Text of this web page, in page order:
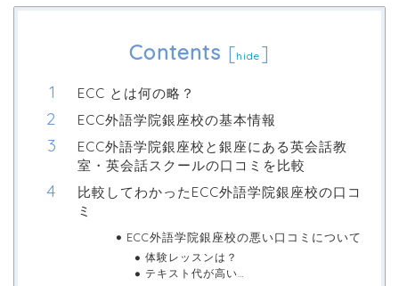
Contents [hide ]
ECC とは何の略？
ECC外語学院銀座校の基本情報
ECC外語学院銀座校と銀座にある英会話教
室・英会話スクールの口コミを比較
比較してわかったECC外語学院銀座校の口コ
ミ
ECC外語学院銀座校の悪い口コミについて
体験レッスンは？
テキスト代が高い…